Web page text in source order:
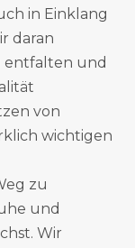
in Einklang
daran
entfalten und
von
wichtigen
zu
und
Wir